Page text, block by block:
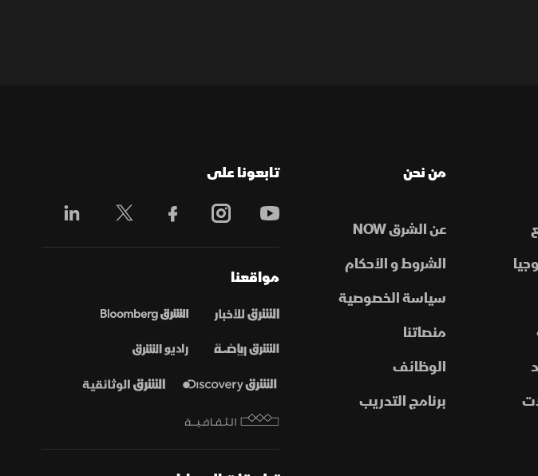
من نحن
عن الشرق NOW
الشروط و الأحكام
سياسة الخصوصية
منصاتنا
الوظائف
برنامج التدريب
تابعونا على
مواقعنا